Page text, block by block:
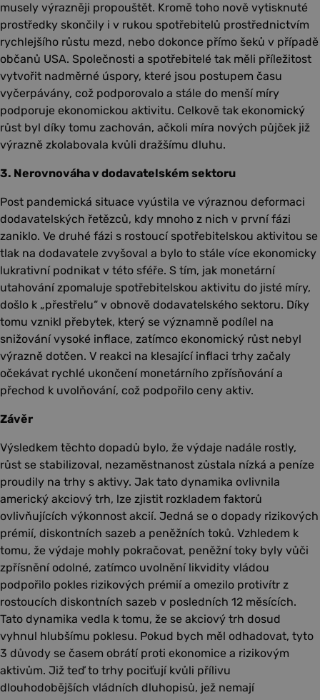
musely výrazněji propouštět. Kromě toho nově vytisknuté
prostředky skončily i v rukou spotřebitelů prostřednictvím
rychlejšího růstu mezd, nebo dokonce přímo šeků v případě
občanů USA. Společnosti a spotřebitelé tak měli příležitost
vytvořit nadměrné úspory, které jsou postupem času
vyčerpávány, což podporovalo a stále do menší míry
podporuje ekonomickou aktivitu. Celkově tak ekonomický
růst byl díky tomu zachován, ačkoli míra nových půjček již
výrazně zkolabovala kvůli dražšímu dluhu.
3. Nerovnováha v dodavatelském sektoru
Post pandemická situace vyústila ve výraznou deformaci
dodavatelských řetězců, kdy mnoho z nich v první fázi
zaniklo. Ve druhé fázi s rostoucí spotřebitelskou aktivitou se
tlak na dodavatele zvyšoval a bylo to stále více ekonomicky
lukrativní podnikat v této sféře. S tím, jak monetární
utahování zpomaluje spotřebitelskou aktivitu do jisté míry,
došlo k „přestřelu“ v obnově dodavatelského sektoru. Díky
tomu vznikl přebytek, který se významně podílel na
snižování vysoké inflace, zatímco ekonomický růst nebyl
výrazně dotčen. V reakci na klesající inflaci trhy začaly
očekávat rychlé ukončení monetárního zpřísňování a
přechod k uvolňování, což podpořilo ceny aktiv.
Závěr
Výsledkem těchto dopadů bylo, že výdaje nadále rostly,
růst se stabilizoval, nezaměstnanost zůstala nízká a peníze
proudily na trhy s aktivy. Jak tato dynamika ovlivnila
americký akciový trh, lze zjistit rozkladem faktorů
ovlivňujících výkonnost akcií. Jedná se o dopady rizikových
prémií, diskontních sazeb a peněžních toků. Vzhledem k
tomu, že výdaje mohly pokračovat, peněžní toky byly vůči
zpřísnění odolné, zatímco uvolnění likvidity vládou
podpořilo pokles rizikových prémií a omezilo protivítr z
rostoucích diskontních sazeb v posledních 12 měsících.
Tato dynamika vedla k tomu, že se akciový trh dosud
vyhnul hlubšímu poklesu. Pokud bych měl odhadovat, tyto
3 důvody se časem obrátí proti ekonomice a rizikovým
aktivům. Již teď to trhy pociťují kvůli přílivu
dlouhodobějších vládních dluhopisů, jež nemají